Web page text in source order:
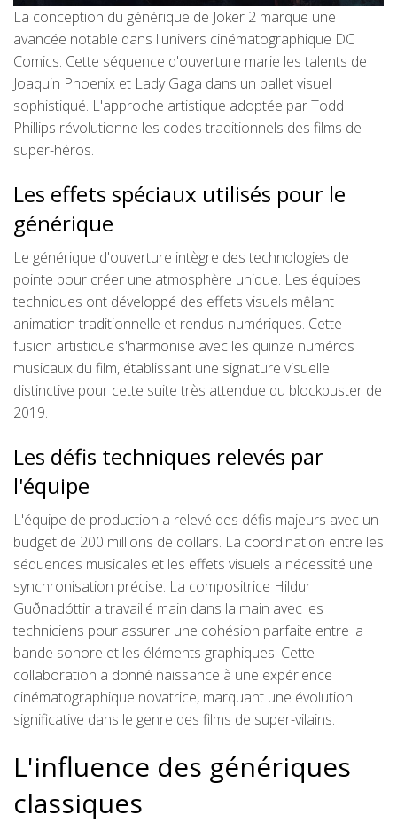
La conception du générique de Joker 2 marque une
avancée notable dans l'univers cinématographique DC
Comics. Cette séquence d'ouverture marie les talents de
Joaquin Phoenix et Lady Gaga dans un ballet visuel
sophistiqué. L'approche artistique adoptée par Todd
Phillips révolutionne les codes traditionnels des films de
super-héros.
Les effets spéciaux utilisés pour le
générique
Le générique d'ouverture intègre des technologies de
pointe pour créer une atmosphère unique. Les équipes
techniques ont développé des effets visuels mêlant
animation traditionnelle et rendus numériques. Cette
fusion artistique s'harmonise avec les quinze numéros
musicaux du film, établissant une signature visuelle
distinctive pour cette suite très attendue du blockbuster de
2019.
Les défis techniques relevés par
l'équipe
L'équipe de production a relevé des défis majeurs avec un
budget de 200 millions de dollars. La coordination entre les
séquences musicales et les effets visuels a nécessité une
synchronisation précise. La compositrice Hildur
Guðnadóttir a travaillé main dans la main avec les
techniciens pour assurer une cohésion parfaite entre la
bande sonore et les éléments graphiques. Cette
collaboration a donné naissance à une expérience
cinématographique novatrice, marquant une évolution
significative dans le genre des films de super-vilains.
L'influence des génériques
classiques